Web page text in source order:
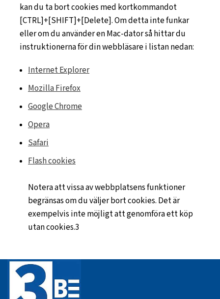
kan du ta bort cookies med kortkommandot
[CTRL]+[SHIFT]+[Delete]. Om detta inte funkar
eller om du använder en Mac-dator så hittar du
instruktionerna för din webbläsare i listan nedan:
Internet Explorer
Mozilla Firefox
Google Chrome
Opera
Safari
Flash cookies
Notera att vissa av webbplatsens funktioner
begränsas om du väljer bort cookies. Det är
exempelvis inte möjligt att genomföra ett köp
utan cookies.3